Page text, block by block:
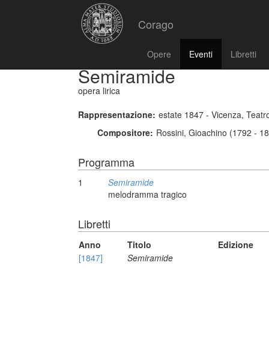
Corago
Opere Eventi Libretti
Semiramide
opera lirica
Rappresentazione: estate 1847 - Vicenza,
Compositore: Rossini, Gioachino (1792 -
Programma
1
Semiramide
melodramma tragico
Libretti
Anno Titolo
Edizione
[1847]
Semiramide